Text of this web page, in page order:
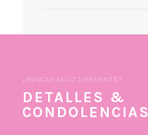
¿BUSCAS ALGO DIFERENTE?
DETALLES &
CONDOLENCIAS